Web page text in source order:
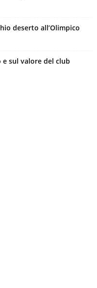
deserto all’Olimpico
sul valore del club